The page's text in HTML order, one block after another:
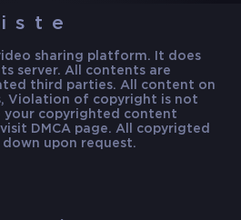
sharing platform. It does
server. All contents are
third parties. All content on
Violation of copyright is not
your copyrighted content
DMCA page. All copyrigted
upon request.